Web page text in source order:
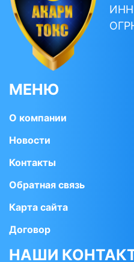
ИНН
МЕНЮ
О компании
Новости
Контакты
Обратная связь
Карта сайта
Договор
НАШИ